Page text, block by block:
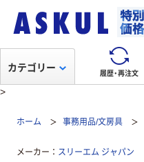
履歴・再注文
カテゴリー
>
ホーム 事務用品/文房具
メーカー スリーエム ジャパン